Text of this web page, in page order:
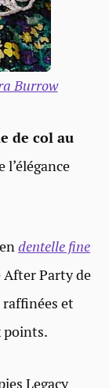
Burrow
de col au
l’élégance
dentelle fine
After Party de
raffinées et
points.
Legacy